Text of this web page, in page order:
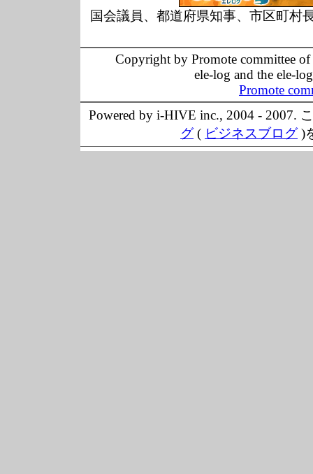
国会議員、都道府県知事、市区町村
Copyright by Promote committee
ele-log and the ele-
Promote
Powered by i-HIVE inc., 2004 - 2007.
グ( ビジネスブログ)